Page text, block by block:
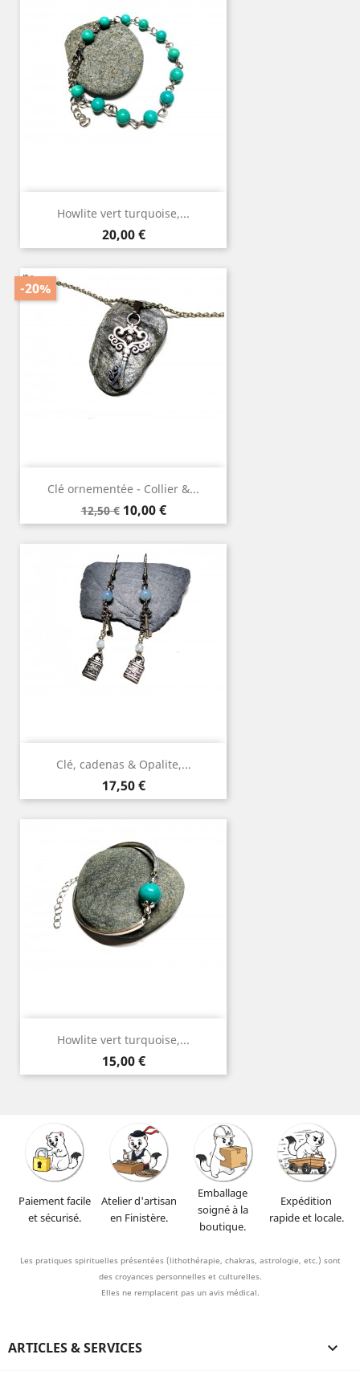
Howlite vert turquoise,...
Prix
20,00 €
Clé ornementée - Collier &...
Prix
de
base
12,50 €
-20%
Prix
10,00 €
Clé, cadenas & Opalite,...
Prix
17,50 €
Howlite vert turquoise,...
Prix
15,00 €
Paiement facile
et sécurisé.
Atelier d'artisan
en Finistère.
Emballage
soigné à la
boutique.
Expédition
rapide et locale.
Les pratiques spirituelles présentées (lithothérapie, chakras, astrologie, etc.) sont
des croyances personnelles et culturelles.
Elles ne remplacent pas un avis médical.
ARTICLES & SERVICES 